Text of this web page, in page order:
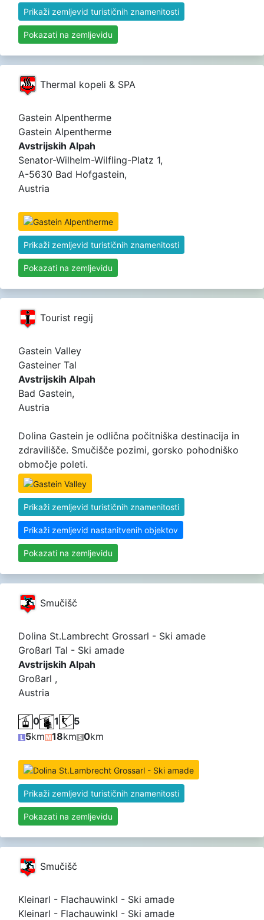
Prikaži zemljevid turističnih znamenitosti
Pokazati na zemljevidu
Thermal kopeli & SPA
Gastein Alpentherme
Gastein Alpentherme
Avstrijskih Alpah
Senator-Wilhelm-Wilfling-Platz 1,
A-5630 Bad Hofgastein,
Austria
Prikaži zemljevid turističnih znamenitosti
Pokazati na zemljevidu
Tourist regij
Gastein Valley
Gasteiner Tal
Avstrijskih Alpah
Bad Gastein,
Austria
Dolina Gastein je odlična počitniška destinacija in
zdravilišče. Smučišče pozimi, gorsko pohodniško
območje poleti.
Prikaži zemljevid turističnih znamenitosti
Prikaži zemljevid nastanitvenih objektov
Pokazati na zemljevidu
Smučišč
Dolina St.Lambrecht Grossarl - Ski amade
Großarl Tal - Ski amade
Avstrijskih Alpah
Großarl ,
Austria
0 1
5
5km 18km 0km
Prikaži zemljevid turističnih znamenitosti
Pokazati na zemljevidu
Smučišč
Kleinarl - Flachauwinkl - Ski amade
Kleinarl - Flachauwinkl - Ski amade